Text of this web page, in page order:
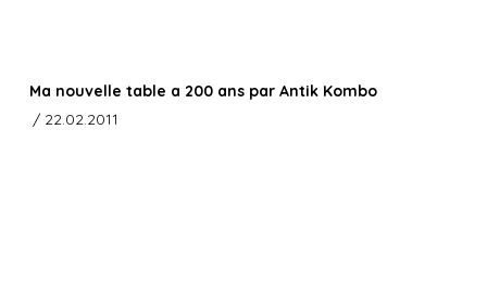
Ma nouvelle table a 200 ans par Antik Kombo
/ 22.02.2011